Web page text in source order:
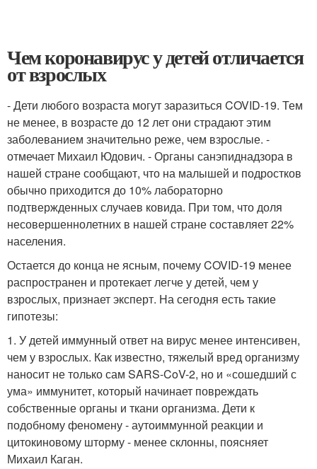
Чем коронавирус у детей отличается
от взрослых
- Дети любого возраста могут заразиться COVID-19. Тем
не менее, в возрасте до 12 лет они страдают этим
заболеванием значительно реже, чем взрослые. -
отмечает Михаил Юдович. - Органы санэпиднадзора в
нашей стране сообщают, что на малышей и подростков
обычно приходится до 10% лабораторно
подтвержденных случаев ковида. При том, что доля
несовершеннолетних в нашей стране составляет 22%
населения.
Остается до конца не ясным, почему COVID-19 менее
распространен и протекает легче у детей, чем у
взрослых, признает эксперт. На сегодня есть такие
гипотезы:
1. У детей иммунный ответ на вирус менее интенсивен,
чем у взрослых. Как известно, тяжелый вред организму
наносит не только сам SARS-CoV-2, но и «сошедший с
ума» иммунитет, который начинает повреждать
собственные органы и ткани организма. Дети к
подобному феномену - аутоиммунной реакции и
цитокиновому шторму - менее склонны, поясняет
Михаил Каган.